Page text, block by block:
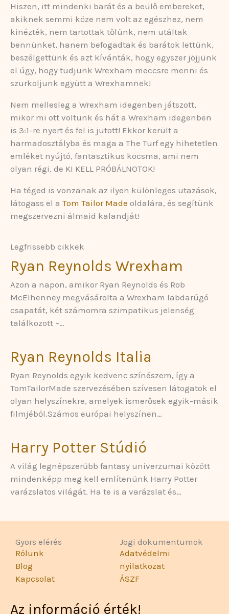
Hiszen, itt mindenki barát és a beülő embereket,
akiknek semmi köze nem volt az egészhez, nem
kinézték, nem tartottak tőlünk, nem utáltak
bennünket, hanem befogadtak és barátok lettünk,
beszélgettünk és azt kívánták, hogy egyszer jöjjünk
el úgy, hogy tudjunk Wrexham meccsre menni és
szurkoljunk együtt a Wrexhamnek!
Nem mellesleg a Wrexham idegenben játszott,
mikor mi ott voltunk és hát a Wrexham idegenben
is 3:1-re nyert és fel is jutott! Ekkor került a
harmadosztályba és maga a The Turf egy hihetetlen
emléket nyújtó, fantasztikus kocsma, ami nem
olyan régi, de KI KELL PRÓBÁLNOTOK!
Ha téged is vonzanak az ilyen különleges utazások,
látogass el a Tom Tailor Made oldalára, és segítünk
megszervezni álmaid kalandját!
Legfrissebb cikkek
Ryan Reynolds Wrexham
Azon a napon, amikor Ryan Reynolds és Rob
McElhenney megvásárolta a Wrexham labdarúgó
csapatát, két számomra szimpatikus jelenség
találkozott –…
Ryan Reynolds Italia
Ryan Reynolds egyik kedvenc színészem, így a
TomTailorMade szervezésében szívesen látogatok el
olyan helyszínekre, amelyek ismerősek egyik-másik
filmjéből.Számos európai helyszínen…
Harry Potter Stúdió
A világ legnépszerűbb fantasy univerzumai között
mindenképp meg kell említenünk Harry Potter
varázslatos világát. Ha te is a varázslat és…
Gyors elérés
Rólunk
Blog
Kapcsolat
Jogi dokumentumok
Adatvédelmi
nyilatkozat
ÁSZF
Az információ érték!